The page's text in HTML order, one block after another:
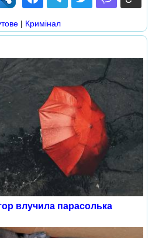
| Кримінал
влучила парасолька